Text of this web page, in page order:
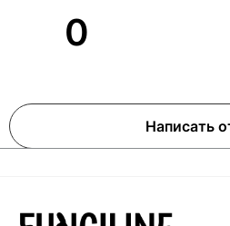
0
Написать